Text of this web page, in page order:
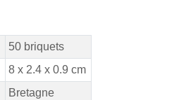
50 briquets
8 x 2.4 x 0.9 cm
Bretagne